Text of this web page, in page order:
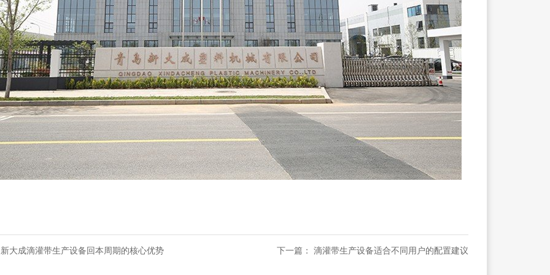
大成滴灌带生产设备回本周期的核心优势 下一篇： 滴灌带生产设备适合不同用户的配置建议